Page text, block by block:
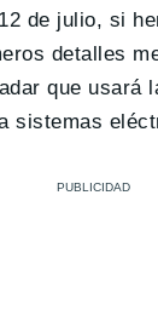
de julio, si
detalles
que usará
sistemas